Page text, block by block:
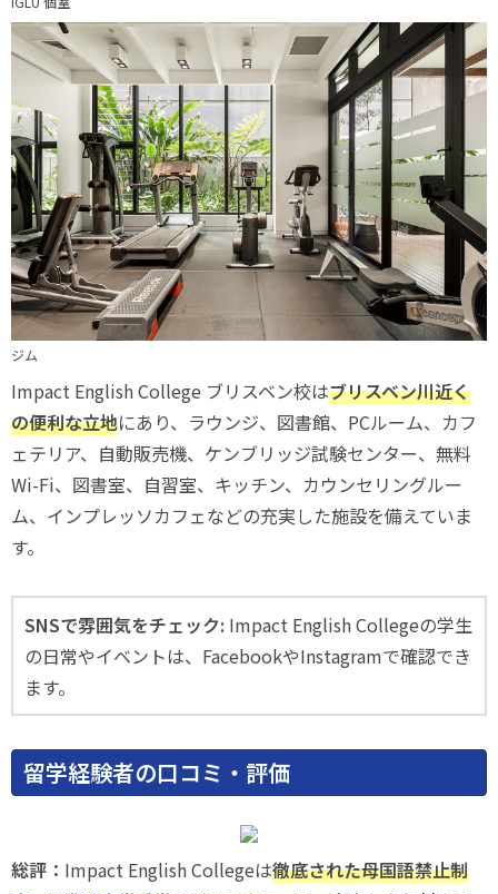
ジム
Impact English College ブリスベン校はブリスベン川近く
の便利な立地にあり、ラウンジ、図書館、PCルーム、カフ
ェテリア、自動販売機、ケンブリッジ試験センター、無料
Wi-Fi、図書室、自習室、キッチン、カウンセリングルー
ム、インプレッソカフェなどの充実した施設を備えていま
す。
SNSで雰囲気をチェック: Impact English Collegeの学生
の日常やイベントは、FacebookやInstagramで確認でき
ます。
留学経験者の口コミ・評価
総評： Impact English Collegeは徹底された母国語禁止制